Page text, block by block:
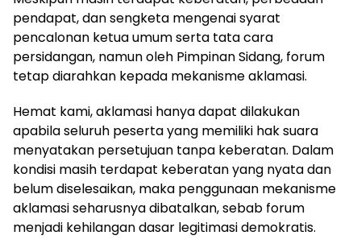
pendapat, dan sengketa mengenai syarat
pencalonan ketua umum serta tata cara
persidangan, namun oleh Pimpinan Sidang, forum
tetap diarahkan kepada mekanisme aklamasi.
Hemat kami, aklamasi hanya dapat dilakukan
apabila seluruh peserta yang memiliki hak suara
menyatakan persetujuan tanpa keberatan. Dalam
kondisi masih terdapat keberatan yang nyata dan
belum diselesaikan, maka penggunaan mekanisme
aklamasi seharusnya dibatalkan, sebab forum
menjadi kehilangan dasar legitimasi demokratis.